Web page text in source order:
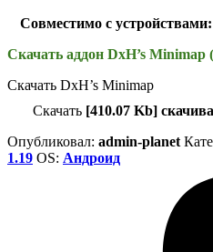
Совместимо с
Скачать аддон DxH’s Minimap
Скачать DxH’s Minimap
Скачать [410.07 Kb]
Опубликовал: admin-planet
1.19 ОS: Андроид